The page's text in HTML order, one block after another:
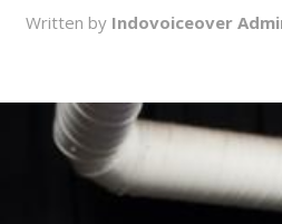
Written by Indovoiceover